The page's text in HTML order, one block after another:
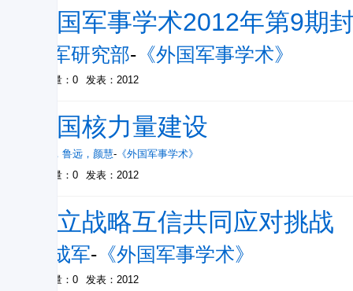
外国军事学术2012年第9期
外军研究部- 《外国军事学术》
被引量：0 发表：2012
法国核力量建设
， 鲁远 ， 颜慧- 《外国军事学术》
被引量：0
发表：2012
建立战略互信共同应对挑战
刘成军- 《外国军事学术》
被引量：0 发表：2012